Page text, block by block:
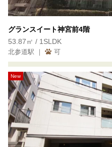
グランスイート神宮前4階
53.87㎡ / 1SLDK
北参道駅 ｜ 可
New